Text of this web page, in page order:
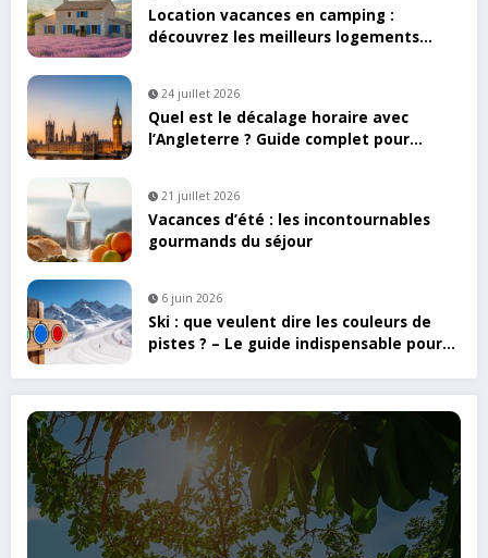
Location vacances en camping :
découvrez les meilleurs logements
24 juillet 2026
Quel est le décalage horaire avec
l’Angleterre ? Guide complet pour
21 juillet 2026
Vacances d’été : les incontournables
gourmands du séjour
6 juin 2026
Ski : que veulent dire les couleurs de
pistes ? – Le guide indispensable pour